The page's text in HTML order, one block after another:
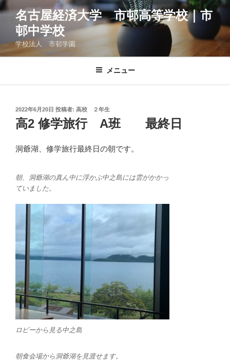
コ
ン
ツ
名古屋経済大学 市邨高等学校｜市
邨中学校
学校法人 市邨学園
メニュー
投
稿
日:
2022年6月20日 投稿者: 高校 ２年生
高2 修学旅行 A班 最終日
洞爺湖、修学旅行最終日の朝です。
朝、洞爺湖の真ん中に浮かぶ中之島には雲がかかっ
ていました。
ロビーから見る中之島
朝食会場から洞爺湖を見渡せます。